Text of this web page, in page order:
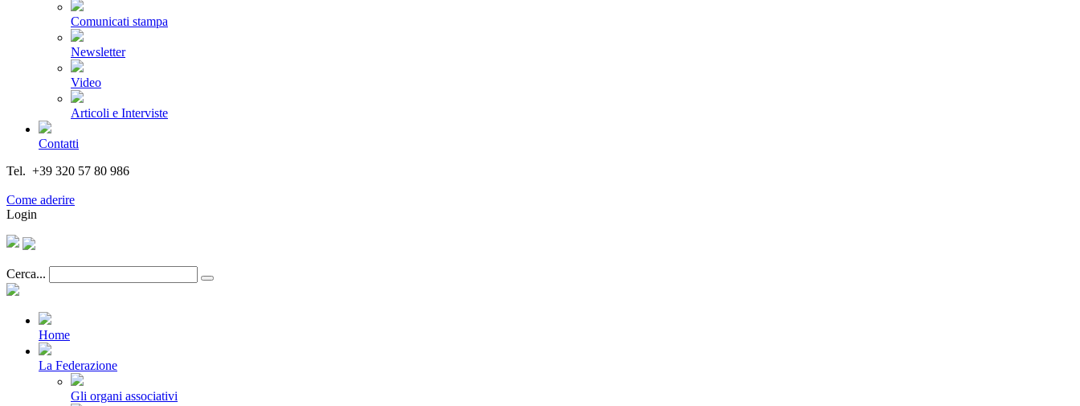
Comunicati stampa
Newsletter
Video
Articoli e Interviste
Contatti
Tel. +39 320 57 80 986
Come aderire
Login
Cerca...
Home
La Federazione
Gli organi associativi